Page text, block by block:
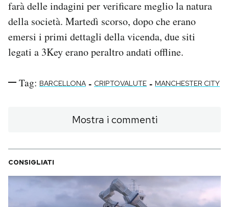
farà delle indagini per verificare meglio la natura
della società. Martedì scorso, dopo che erano
emersi i primi dettagli della vicenda, due siti
legati a 3Key erano peraltro andati offline.
Tag: BARCELLONA - CRIPTOVALUTE - MANCHESTER CITY
Mostra i commenti
CONSIGLIATI